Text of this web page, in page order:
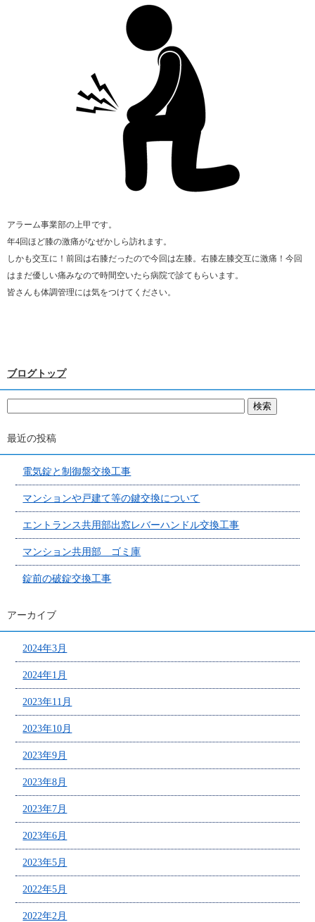
アラーム事業部の上甲です。
年4回ほど膝の激痛がなぜかしら訪れます。
しかも交互に！前回は右膝だったので今回は左膝。右膝左膝交互に激痛！今回
はまだ優しい痛みなので時間空いたら病院で診てもらいます。
皆さんも体調管理には気をつけてください。
ブログトップ
最近の投稿
電気錠と制御盤交換工事
マンションや戸建て等の鍵交換について
エントランス共用部出窓レバーハンドル交換工事
マンション共用部 ゴミ庫
錠前の破錠交換工事
アーカイブ
2024年3月
2024年1月
2023年11月
2023年10月
2023年9月
2023年8月
2023年7月
2023年6月
2023年5月
2022年5月
2022年2月